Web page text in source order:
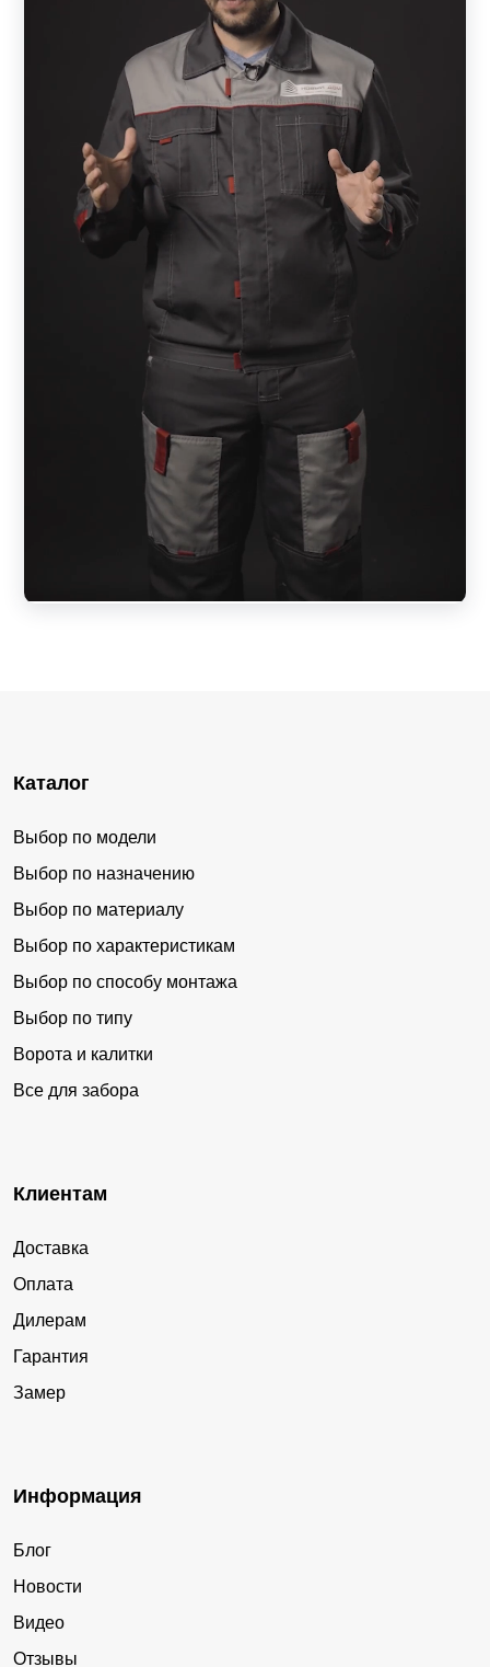
Каталог
Выбор по модели
Выбор по назначению
Выбор по материалу
Выбор по характеристикам
Выбор по способу монтажа
Выбор по типу
Ворота и калитки
Все для забора
Клиентам
Доставка
Оплата
Дилерам
Гарантия
Замер
Информация
Блог
Новости
Видео
Отзывы